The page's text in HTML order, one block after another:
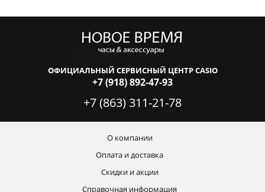
ОФИЦИАЛЬНЫЙ СЕРВИСНЫЙ ЦЕНТР CASIO
+7 (918) 892-47-93
+7 (863) 311-21-78
О компании
Оплата и доставка
Скидки и акции
Справочная информация